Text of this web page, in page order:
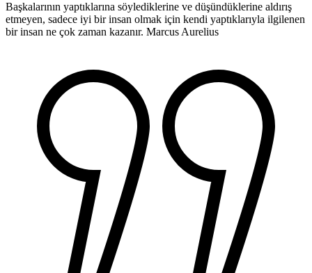
Başkalarının yaptıklarına söylediklerine ve düşündüklerine aldırış
etmeyen, sadece iyi bir insan olmak için kendi yaptıklarıyla ilgilenen
bir insan ne çok zaman kazanır. Marcus Aurelius